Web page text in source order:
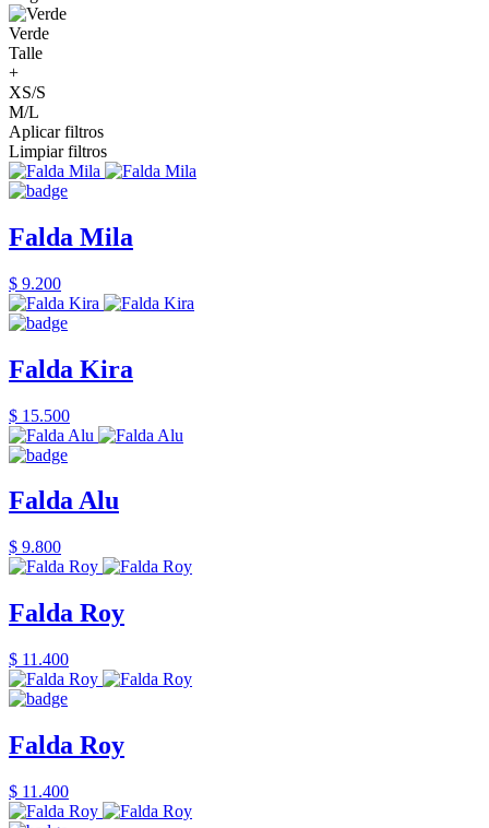
Verde
Talle
+
XS/S
M/L
Aplicar filtros
Limpiar filtros
Falda Mila
$ 9.200
Falda Kira
$ 15.500
Falda Alu
$ 9.800
Falda Roy
$ 11.400
Falda Roy
$ 11.400